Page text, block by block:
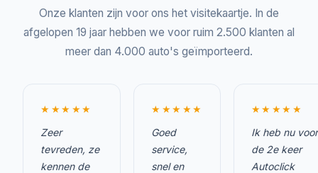
Onze klanten zijn voor ons het visitekaartje. In de
afgelopen 19 jaar hebben we voor ruim 2.500 klanten al
meer dan 4.000 auto's geïmporteerd.
★★★★★
Zeer
tevreden, ze
kennen de
★★★★★
Goed
service,
snel en
★★★★★
Ik heb nu voor
de 2e keer
Autoclick